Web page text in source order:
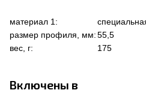
материал 1:
размер профиля, мм:55,5
вес, г:
175
Включены в